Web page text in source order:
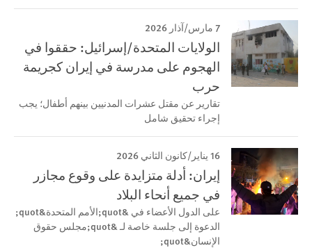
7 مارس/آذار 2026
الولايات المتحدة/إسرائيل: حققوا في
الهجوم على مدرسة في إيران كجريمة
حرب
تقارير عن مقتل عشرات المدنيين بينهم أطفال؛ يجب
إجراء تحقيق شامل
16 يناير/كانون الثاني 2026
إيران: أدلة متزايدة على وقوع مجازر
في جميع أنحاء البلاد
على الدول الأعضاء في &quot;الأمم المتحدة&quot;
الدعوة إلى جلسة خاصة لـ &quot;مجلس حقوق
الإنسان&quot;